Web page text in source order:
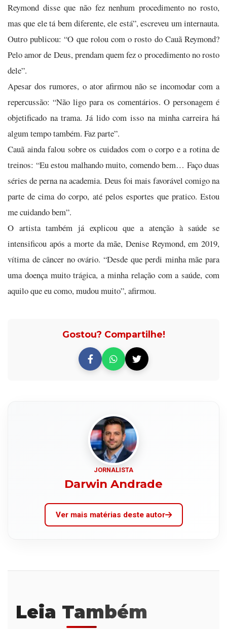
Reymond disse que não fez nenhum procedimento no rosto,
mas que ele tá bem diferente, ele está”, escreveu um internauta.
Outro publicou: “O que rolou com o rosto do Cauã Reymond?
Pelo amor de Deus, prendam quem fez o procedimento no rosto
dele”.
Apesar dos rumores, o ator afirmou não se incomodar com a
repercussão: “Não ligo para os comentários. O personagem é
objetificado na trama. Já lido com isso na minha carreira há
algum tempo também. Faz parte”.
Cauã ainda falou sobre os cuidados com o corpo e a rotina de
treinos: “Eu estou malhando muito, comendo bem… Faço duas
séries de perna na academia. Deus foi mais favorável comigo na
parte de cima do corpo, até pelos esportes que pratico. Estou
me cuidando bem”.
O artista também já explicou que a atenção à saúde se
intensificou após a morte da mãe, Denise Reymond, em 2019,
vítima de câncer no ovário. “Desde que perdi minha mãe para
uma doença muito trágica, a minha relação com a saúde, com
aquilo que eu como, mudou muito”, afirmou.
Gostou? Compartilhe!
JORNALISTA
Darwin Andrade
Ver mais matérias deste autor
Leia Também